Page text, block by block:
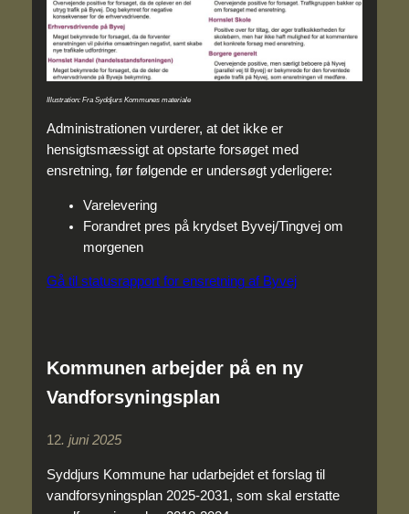
Illustration: Fra Syddjurs Kommunes materiale
Administrationen vurderer, at det ikke er
hensigtsmæssigt at opstarte forsøget med
ensretning, før følgende er undersøgt yderligere:
Varelevering
Forandret pres på krydset Byvej/Tingvej om
morgenen
Gå til statusrapport for ensretning af Byvej
Kommunen arbejder på en ny
Vandforsyningsplan
12. juni 2025
Syddjurs Kommune har udarbejdet et forslag til
vandforsyningsplan 2025-2031, som skal erstatte